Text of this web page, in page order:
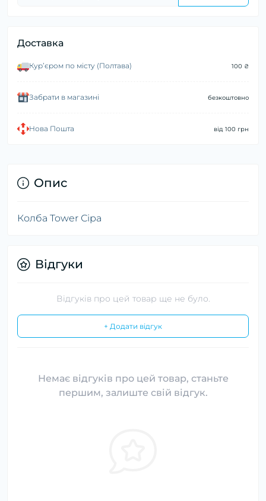
Доставка
Курʼєром по місту (Полтава) 100 ₴
Забрати в магазині безкоштовно
Нова Пошта від 100 грн
Опис
Колба Tower Сіра
Відгуки
Відгуків про цей товар ще не було.
+ Додати відгук
Немає відгуків про цей товар, станьте
першим, залиште свій відгук.